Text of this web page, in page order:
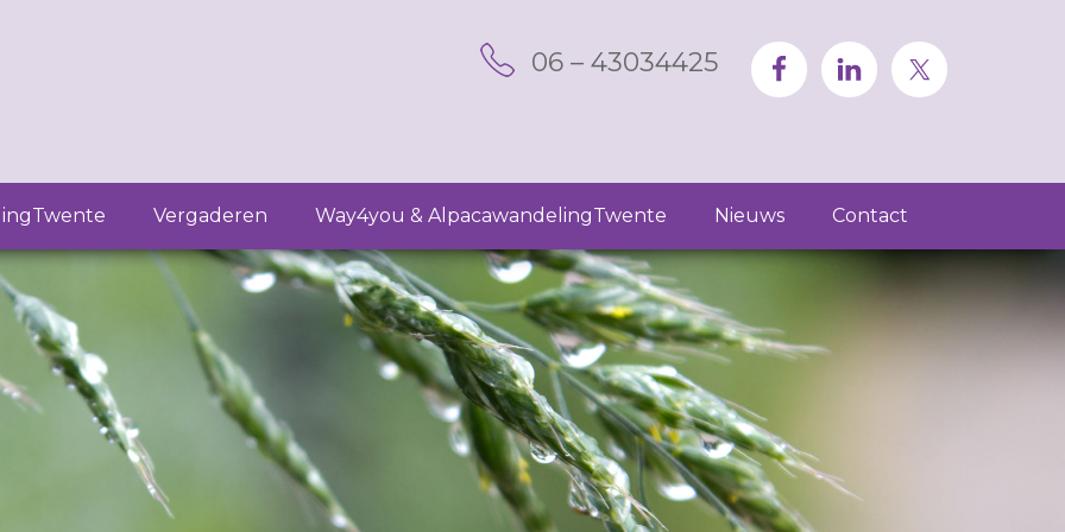
06 – 43034425
Vergaderen Way4you & AlpacawandelingTwente Nieuws Contact